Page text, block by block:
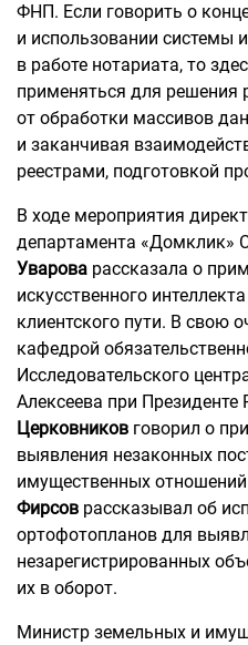
ФНП. Если говорить о
и использовании системы
в работе нотариата, то
применяться для решения
от обработки массивов
и заканчивая
реестрами, подготовкой
В ходе мероприятия
департамента «Домклик»
Уварова рассказала о
искусственного
клиентского пути. В свою
кафедрой
Исследовательского
Алексеева при Президенте
Церковников говорил о
выявления незаконных
имущественных
Фирсов рассказывал об
ортофотопланов для
незарегистрированных
их в оборот.
Министр земельных и